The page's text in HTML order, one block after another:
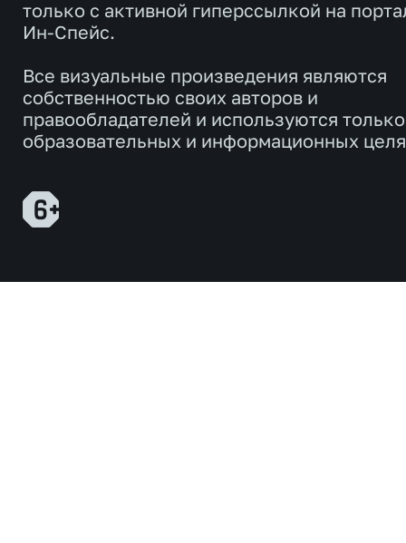
только с активной гиперссылкой на
Ин-Спейс.
Все визуальные произведения являются
собственностью своих авторов и
правообладателей и используются
образовательных и информационных